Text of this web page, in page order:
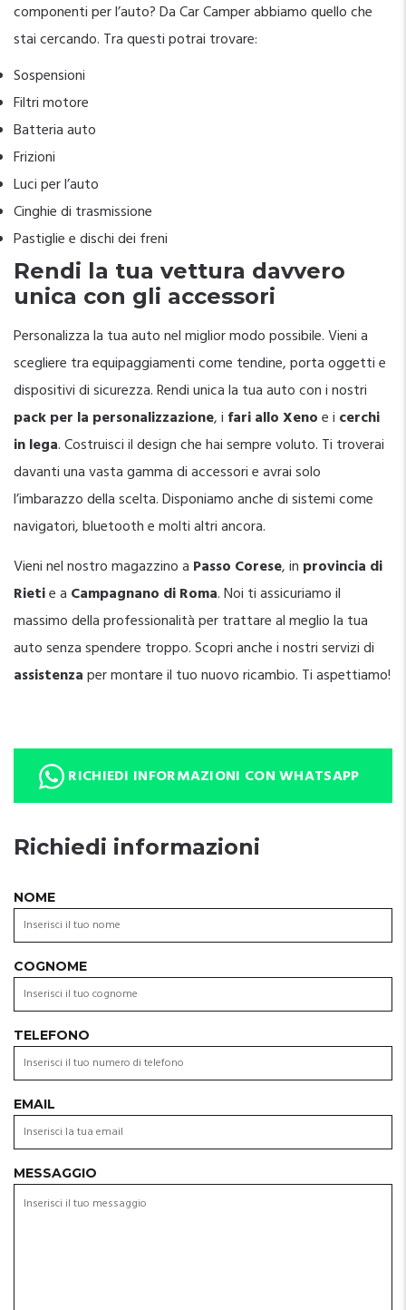
componenti per l’auto? Da Car Camper abbiamo quello che
stai cercando. Tra questi potrai trovare:
Sospensioni
Filtri motore
Batteria auto
Frizioni
Luci per l’auto
Cinghie di trasmissione
Pastiglie e dischi dei freni
Rendi la tua vettura davvero
unica con gli accessori
Personalizza la tua auto nel miglior modo possibile. Vieni a
scegliere tra equipaggiamenti come tendine, porta oggetti e
dispositivi di sicurezza. Rendi unica la tua auto con i nostri
pack per la personalizzazione, i fari allo Xenoe i cerchi
in lega. Costruisci il design che hai sempre voluto. Ti troverai
davanti una vasta gamma di accessori e avrai solo
l’imbarazzo della scelta. Disponiamo anche di sistemi come
navigatori, bluetooth e molti altri ancora.
Vieni nel nostro magazzino a Passo Corese, in provincia di
Rietie a Campagnano di Roma. Noi ti assicuriamo il
massimo della professionalità per trattare al meglio la tua
auto senza spendere troppo. Scopri anche i nostri servizi di
assistenzaper montare il tuo nuovo ricambio. Ti aspettiamo!
RICHIEDI INFORMAZIONI CON WHATSAPP
Richiedi informazioni
NOME
COGNOME
TELEFONO
EMAIL
MESSAGGIO